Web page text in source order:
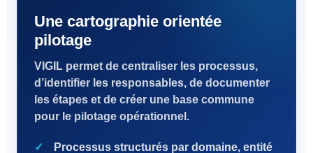
Une cartographie orientée
pilotage
VIGIL permet de centraliser les processus,
d’identifier les responsables, de documenter
les étapes et de créer une base commune
pour le pilotage opérationnel.
Processus structurés par domaine, entité